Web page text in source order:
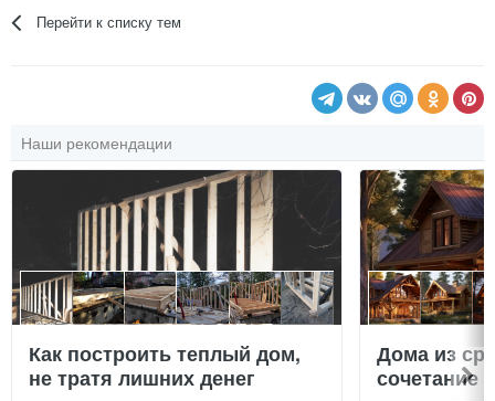
Перейти к списку тем
Наши рекомендации
Как построить теплый дом,
не тратя лишних денег
Дома из
сочетание